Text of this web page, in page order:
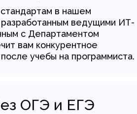
в нашем
ведущими ИТ-
с Департаментом
вам конкурентное
учебы на программиста.
ОГЭ и ЕГЭ